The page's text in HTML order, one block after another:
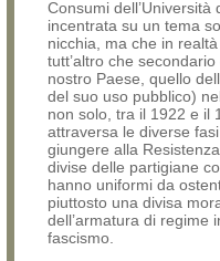
Consumi dell’Università
incentrata su un tema
nicchia, ma che in
tutt’altro che
nostro Paese, quello
del suo uso pubblico)
non solo, tra il 1922 e il
attraversa le diverse
giungere alla
divise delle partigiane
hanno uniformi da
piuttosto una divisa
dell’armatura di regime
fascismo.